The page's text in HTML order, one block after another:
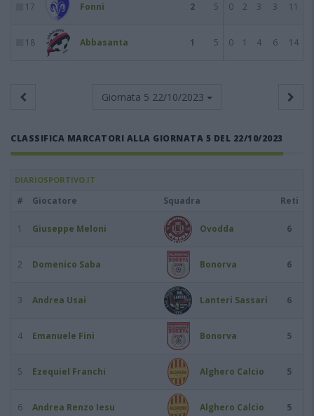
17 Fonni 2 5 0 2 3 3 11
18 Abbasanta 1 5 0 1 4 6 14
Giornata 5 22/10/2023
CLASSIFICA MARCATORI ALLA GIORNATA 5 DEL 22/10/2023
DIARIOSPORTIVO.IT
# Giocatore Squadra Reti
1 Giuseppe Meloni Ovodda 6
2 Domenico Saba Bonorva 6
3 Andrea Usai Lanteri Sassari 6
4 Emanuele Fini Bonorva 5
5 Ezequiel Franchi Alghero Calcio 5
6 Andrea Renzo Iesu Alghero Calcio 5